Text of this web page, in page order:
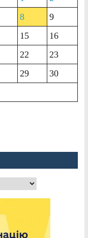
8
9
15
16
22
23
29
30